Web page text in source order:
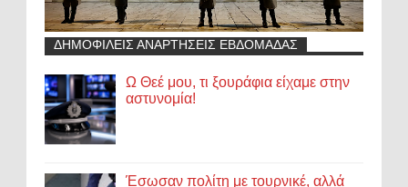
ΔΗΜΟΦΙΛΕΙΣ ΑΝΑΡΤΗΣΕΙΣ ΕΒΔΟΜΑΔΑΣ
Ω Θεέ μου, τι ξουράφια είχαμε στην
αστυνομία!
Έσωσαν πολίτη με τουρνικέ, αλλά